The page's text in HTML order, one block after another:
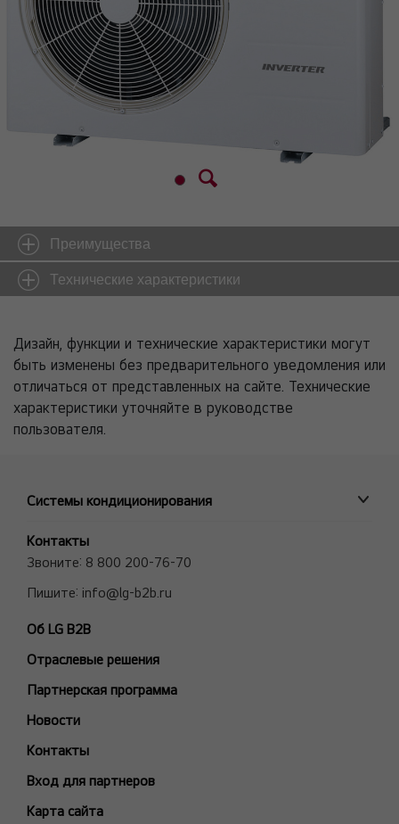
Преимущества
Технические характеристики
Дизайн, функции и технические характеристики могут
быть изменены без предварительного уведомления или
отличаться от представленных на сайте. Технические
характеристики уточняйте в руководстве
пользователя.
Системы кондиционирования
ПРОМЫШЛЕННЫЕ СИСТЕМЫ
MULTI V VRF системы
Полупромышленные сплит-системы
Холодильные Машины (Чиллеры)
Фанкойлы
Модели снятые с производства
БЫТОВЫЕ СПЛИТ-СИСТЕМЫ
ARTCOOL Mirror
ARTCOOL Objet Green
Контакты
Звоните: 8 800 200-76-70
Пишите: info@lg-b2b.ru
Об LG B2B
Отраслевые решения
Партнерская программа
Новости
Контакты
Вход для партнеров
Карта сайта